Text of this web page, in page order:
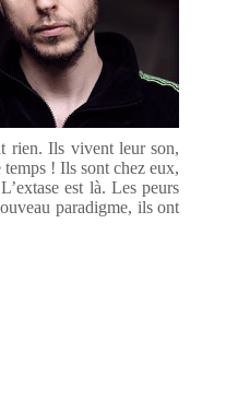
rien. Ils vivent leur son,
! Ils sont chez eux,
est là. Les peurs
paradigme, ils ont